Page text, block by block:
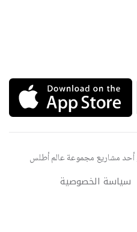
عالم أطلس
سياسة الخصوصية